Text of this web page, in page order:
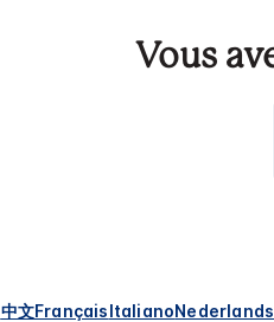
Vous
中文FrançaisItalianoNederlands